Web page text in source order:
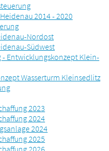
2014 - 2020
Nordost
Südwest
- Entwicklungskonzept Klein-
Wasserturm Kleinsedlitz
2023
2024
2024
2025